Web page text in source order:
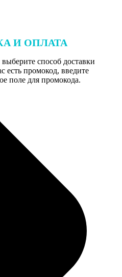
И ОПЛАТА
способ доставки
есть промокод, введите
поле для промокода.
яркий вариант.